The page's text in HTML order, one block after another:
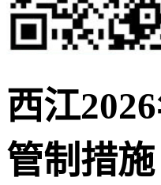
西江
管制措施